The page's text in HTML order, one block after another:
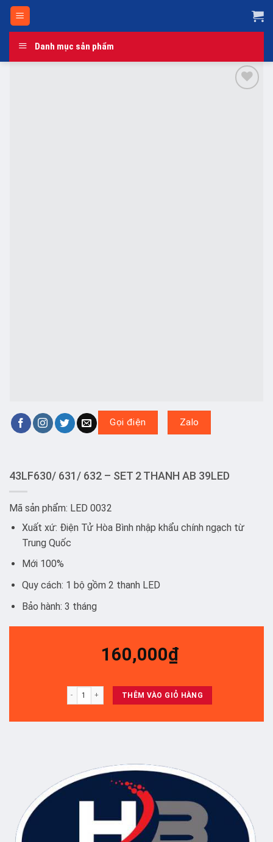
Skip
Danh mục sản phẩm
Gọi điện Zalo
43LF630/ 631/ 632 – SET 2 THANH AB 39LED
Mã sản phẩm: LED 0032
Xuất xứ: Điện Tử Hòa Bình nhập khẩu chính ngạch từ
Trung Quốc
Mới 100%
Quy cách: 1 bộ gồm 2 thanh LED
Bảo hành: 3 tháng
160,000₫
43LF630/ 631/ 632 - SET 2 THANH AB 39LED số lượng
THÊM VÀO GIỎ HÀNG